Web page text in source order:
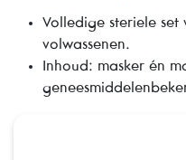
Volledige steriele set
volwassenen.
Inhoud: masker én